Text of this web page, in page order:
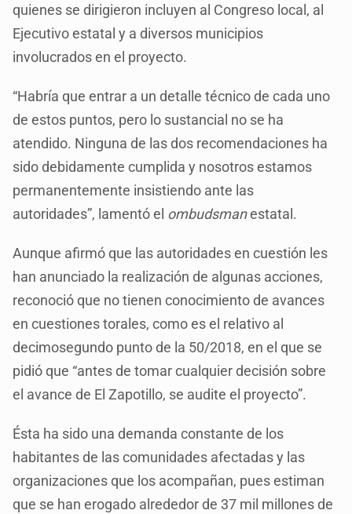
quienes se dirigieron incluyen al Congreso local, al
Ejecutivo estatal y a diversos municipios
involucrados en el proyecto.
“Habría que entrar a un detalle técnico de cada uno
de estos puntos, pero lo sustancial no se ha
atendido. Ninguna de las dos recomendaciones ha
sido debidamente cumplida y nosotros estamos
permanentemente insistiendo ante las
autoridades”, lamentó el ombudsmanestatal.
Aunque afirmó que las autoridades en cuestión les
han anunciado la realización de algunas acciones,
reconoció que no tienen conocimiento de avances
en cuestiones torales, como es el relativo al
decimosegundo punto de la 50/2018, en el que se
pidió que “antes de tomar cualquier decisión sobre
el avance de El Zapotillo, se audite el proyecto”.
Ésta ha sido una demanda constante de los
habitantes de las comunidades afectadas y las
organizaciones que los acompañan, pues estiman
que se han erogado alrededor de 37 mil millones de